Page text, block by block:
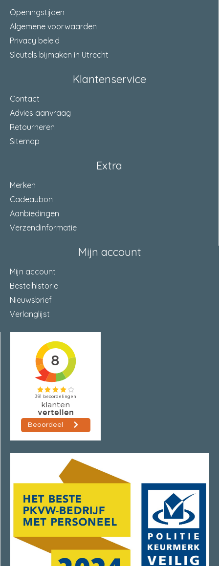
Openingstijden
Algemene voorwaarden
Privacy beleid
Sleutels bijmaken in Utrecht
Klantenservice
Contact
Advies aanvraag
Retourneren
Sitemap
Extra
Merken
Cadeaubon
Aanbiedingen
Verzendinformatie
Mijn account
Mijn account
Bestelhistorie
Nieuwsbrief
Verlanglijst